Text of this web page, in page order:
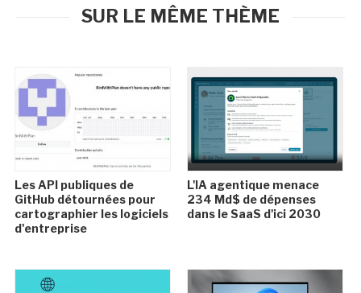
SUR LE MÊME THÈME
Les API publiques de
GitHub détournées pour
cartographier les logiciels
d'entreprise
L'IA agentique menace
234 Md$ de dépenses
dans le SaaS d'ici 2030